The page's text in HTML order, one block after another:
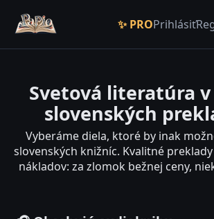
✨ PROPrihlásiť
Svetová literatúra
slovenských
Vyberáme diela, ktoré by inak
slovenských knižníc. Kvalitné
nákladov: za zlomok bežnej ceny,